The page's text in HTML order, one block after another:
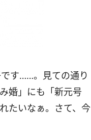
す……。見ての通り
婚」にも「新元号
たいなぁ。さて、今